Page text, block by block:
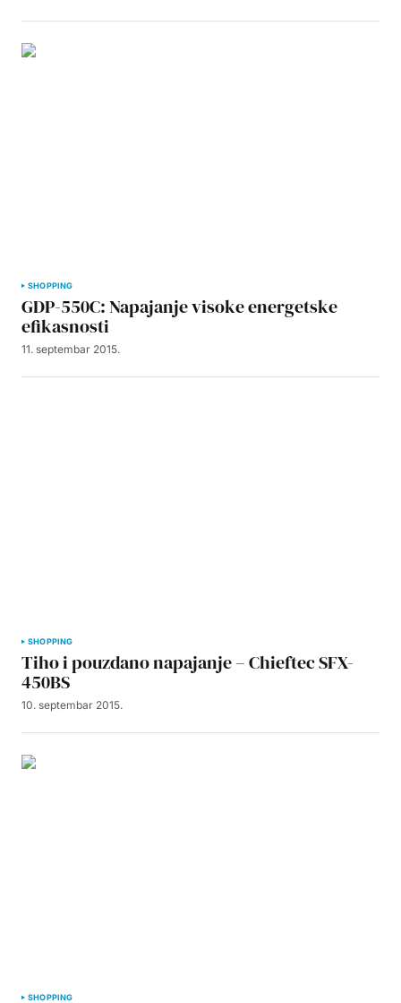
SHOPPING
GDP-550C: Napajanje visoke energetske
efikasnosti
11. septembar 2015.
SHOPPING
Tiho i pouzdano napajanje – Chieftec SFX-
450BS
10. septembar 2015.
SHOPPING